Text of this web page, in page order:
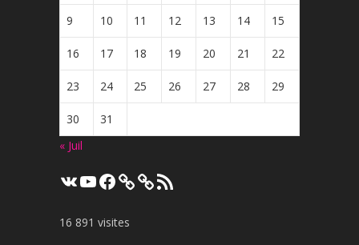
9 10 11 12 13 14 15
16 17 18 19 20 21 22
23 24 25 26 27 28 29
30
31
« Juil
VK YouTube
Facebook Flux
RSS
16 891 visites